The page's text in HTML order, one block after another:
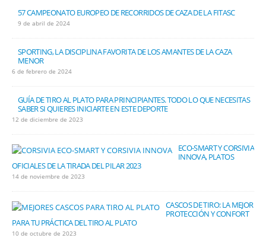
57 CAMPEONATO EUROPEO DE RECORRIDOS DE CAZA DE LA FITASC
9 de abril de 2024
SPORTING, LA DISCIPLINA FAVORITA DE LOS AMANTES DE LA CAZA
MENOR
6 de febrero de 2024
GUÍA DE TIRO AL PLATO PARA PRINCIPIANTES. TODO LO QUE NECESITAS
SABER SI QUIERES INICIARTE EN ESTE DEPORTE
12 de diciembre de 2023
ECO-SMART Y CORSIVIA
INNOVA, PLATOS
OFICIALES DE LA TIRADA DEL PILAR 2023
14 de noviembre de 2023
CASCOS DE TIRO: LA MEJOR
PROTECCIÓN Y CONFORT
PARA TU PRÁCTICA DEL TIRO AL PLATO
10 de octubre de 2023